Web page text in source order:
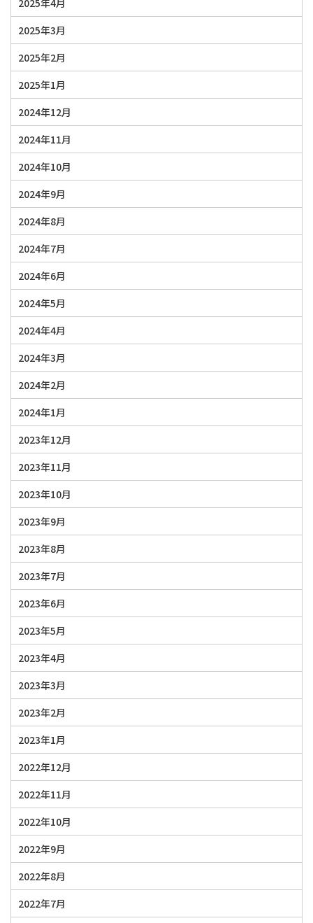
2025年4月
2025年3月
2025年2月
2025年1月
2024年12月
2024年11月
2024年10月
2024年9月
2024年8月
2024年7月
2024年6月
2024年5月
2024年4月
2024年3月
2024年2月
2024年1月
2023年12月
2023年11月
2023年10月
2023年9月
2023年8月
2023年7月
2023年6月
2023年5月
2023年4月
2023年3月
2023年2月
2023年1月
2022年12月
2022年11月
2022年10月
2022年9月
2022年8月
2022年7月